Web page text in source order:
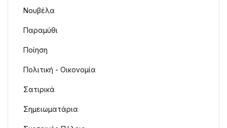
Νουβέλα
Παραμύθι
Ποίηση
Πολιτική - Οικονομία
Σατιρικά
Σημειωματάρια